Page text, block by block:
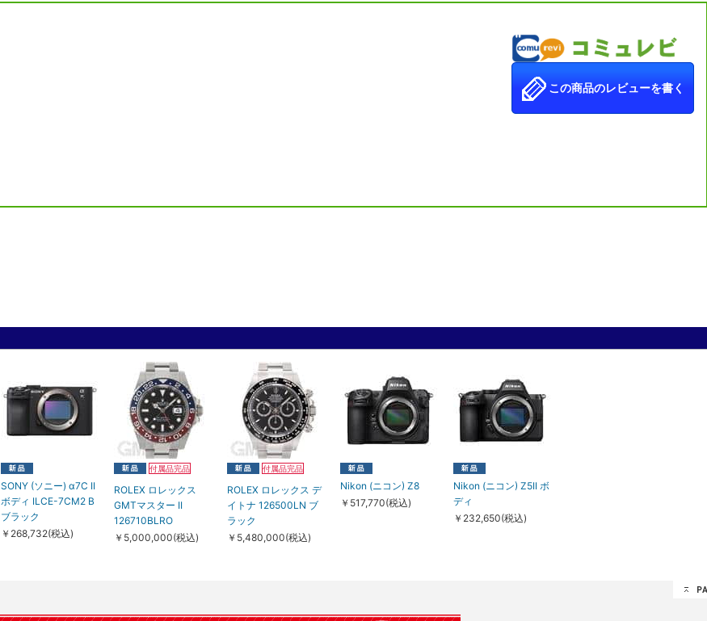
国内販売予定数1800本
「宝石」を意味するドイツ語「エーデルシュタイン」というシリーズ名の通り、インクの色にはそれぞれの宝石の名前が与えられ、鮮
・インクの吸入はインクタンクがいっぱいになるまでは行わないでください。
※この商品の沖縄・離島へのお届けは、航空輸送の液体類持ち込み制限により船便での発送となる為、5〜10日掛かります。
また、お届け日のご指定はお受けできません。
何卒ご了承くださいませ。
この商品のレビューを書く
SONY (ソニー) α7C II
ボディ ILCE-7CM2 B
ブラック
￥268,732(税込)
付属品完品
ROLEX ロレックス
GMTマスター II
126710BLRO
￥5,000,000(税込)
付属品完品
ROLEX ロレックス デ
イトナ 126500LN ブ
ラック
￥5,480,000(税込)
Nikon (ニコン) Z8
￥517,770(税込)
Nikon (ニコン) Z5II ボ
ディ
￥232,650(税込)